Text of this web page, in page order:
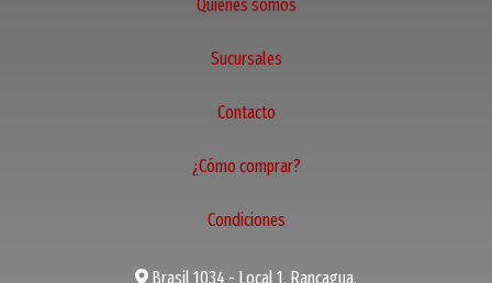
Quiénes somos
Sucursales
Contacto
¿Cómo comprar?
Condiciones
Brasil 1034 - Local 1, Rancagua.